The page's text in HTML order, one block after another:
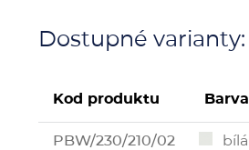
Dostupné varianty:
Kod produktu Barva
PBW/230/210/02 bílá